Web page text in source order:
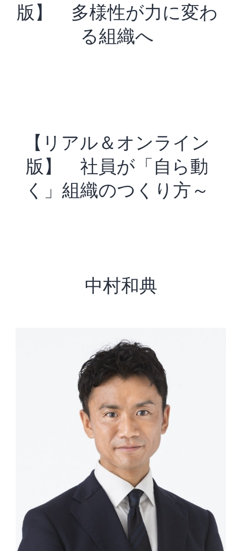
版】 多様性が力に変わ
る組織へ
【リアル＆オンライン
版】 社員が「自ら動
く」組織のつくり方～
中村和典